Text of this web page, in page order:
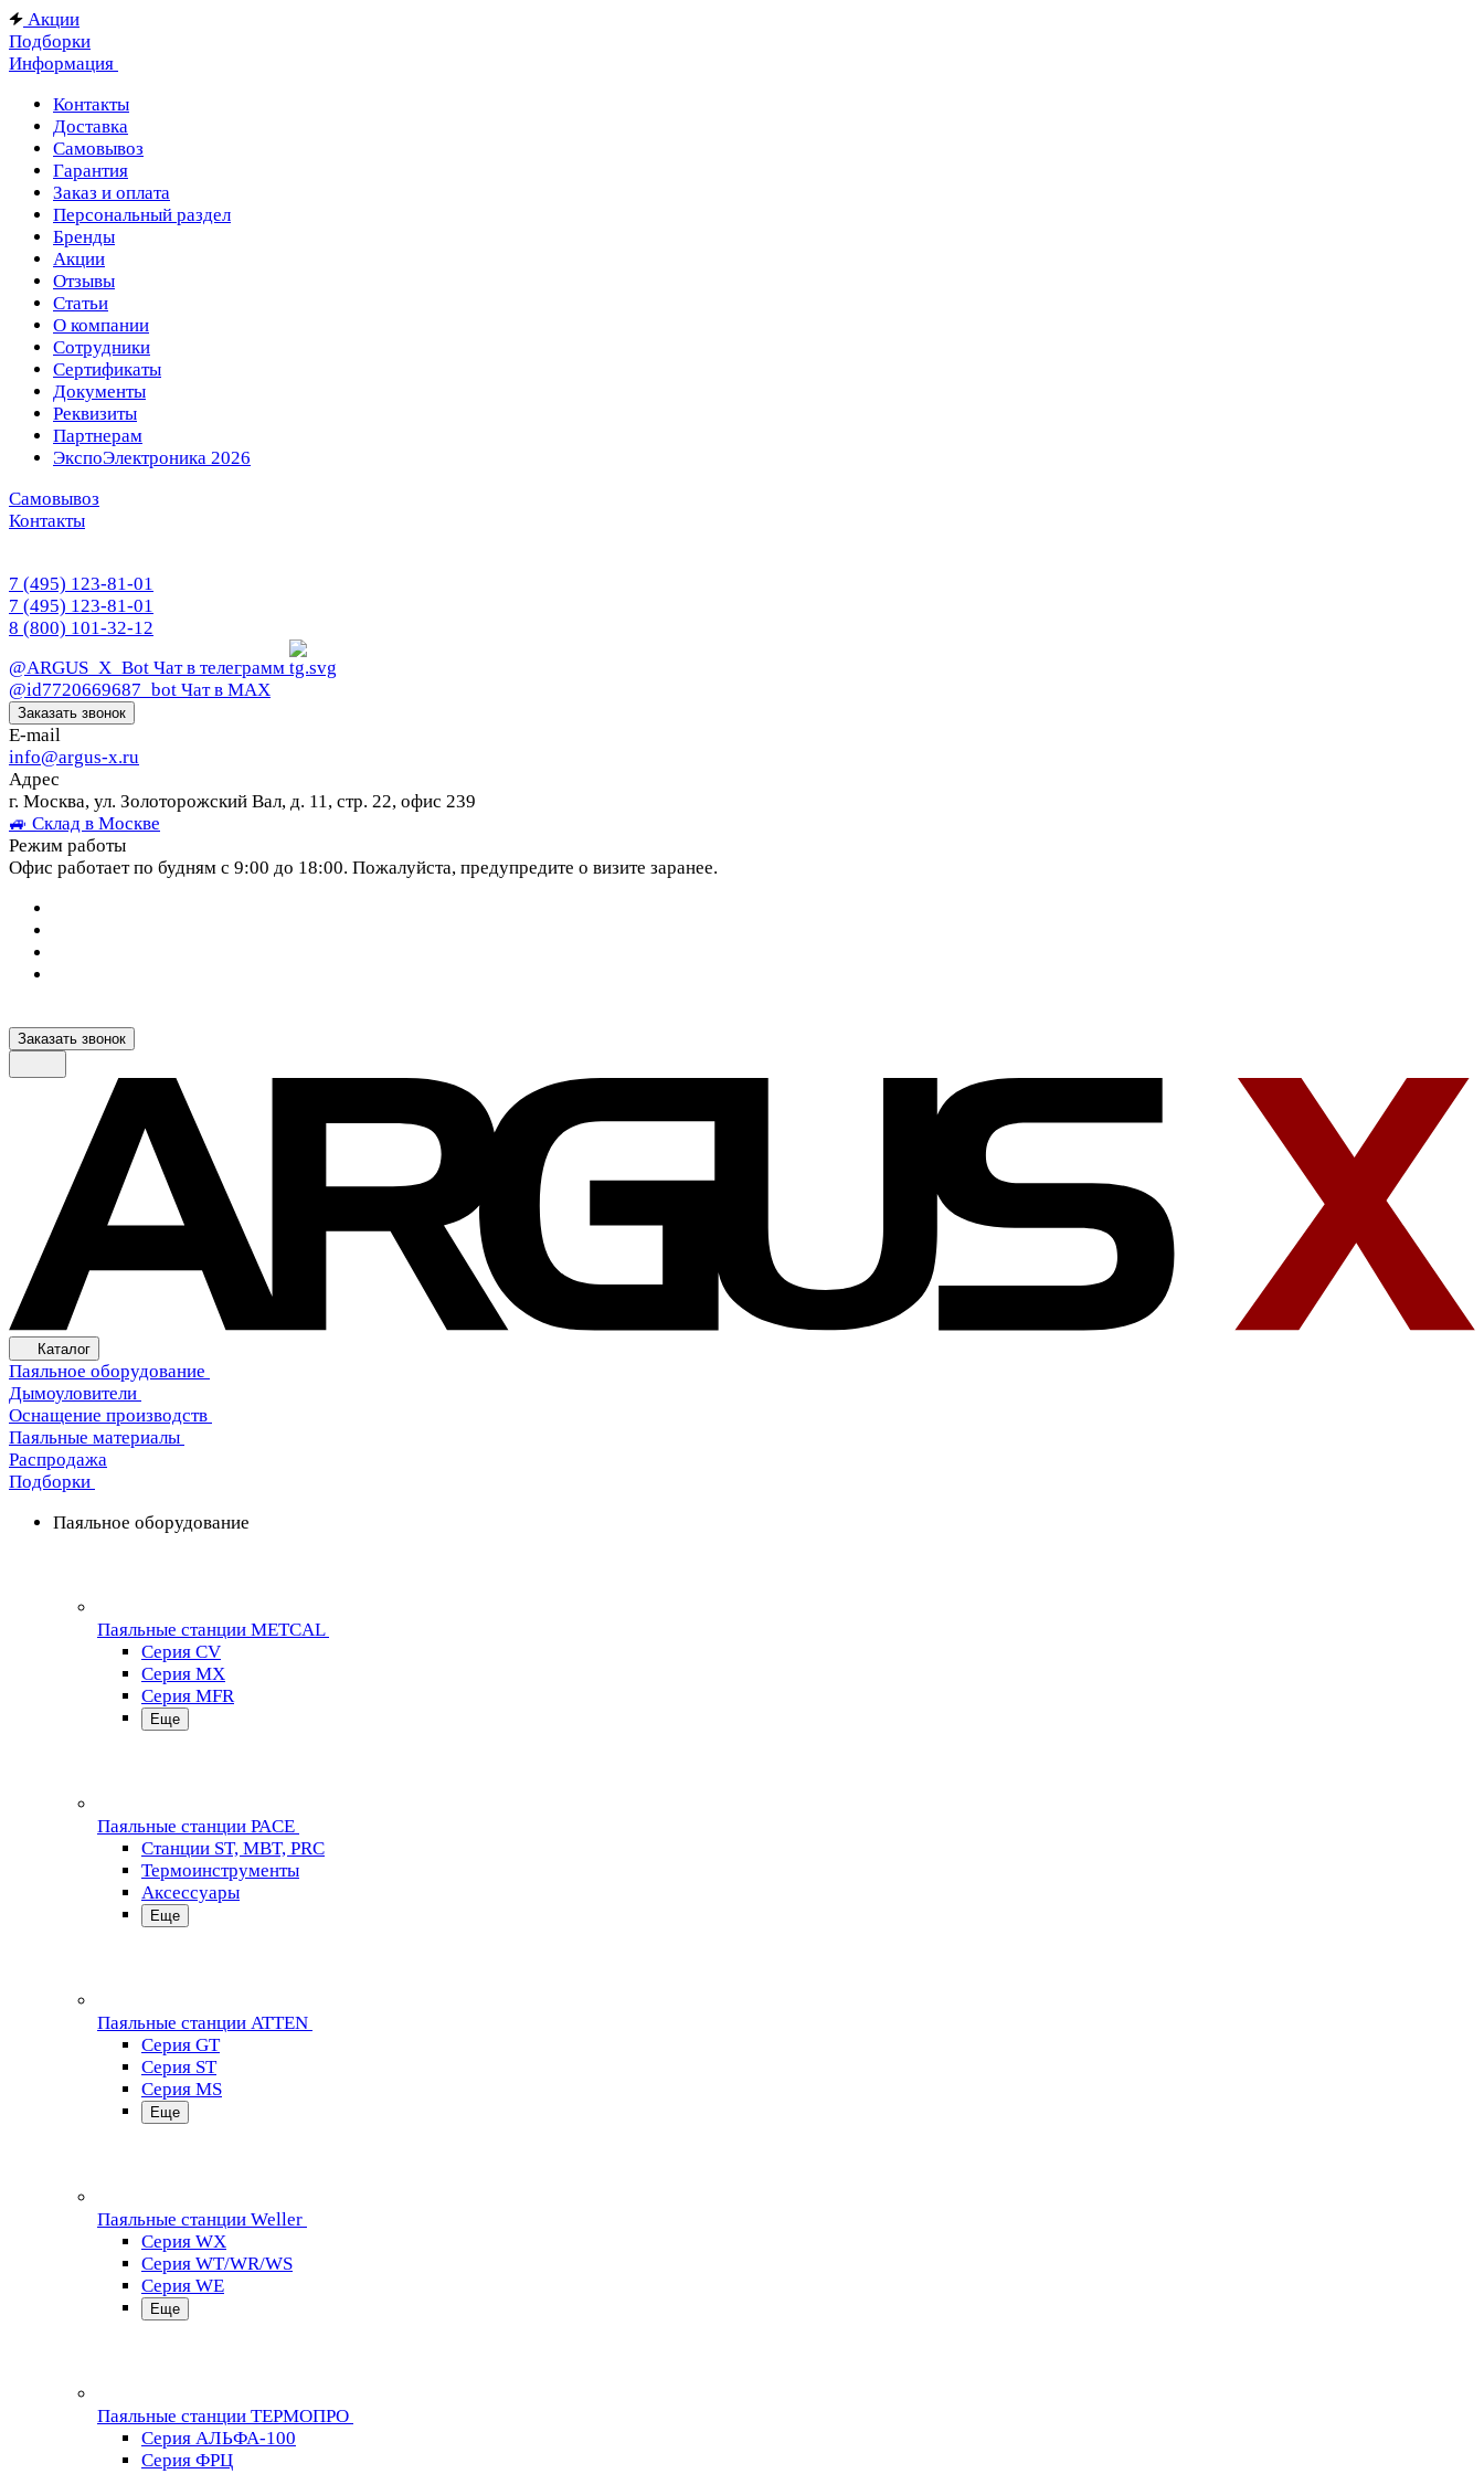
Акции
Подборки
Информация
Контакты
Доставка
Самовывоз
Гарантия
Заказ и оплата
Персональный раздел
Бренды
Акции
Отзывы
Статьи
О компании
Сотрудники
Сертификаты
Документы
Реквизиты
Партнерам
ЭкспоЭлектроника 2026
Самовывоз
Контакты
7 (495) 123-81-01
7 (495) 123-81-01
8 (800) 101-32-12
@ARGUS_X_Bot Чат в телеграмм
@id7720669687_bot Чат в МАХ
Заказать звонок
E-mail
info@argus-x.ru
Адрес
г. Москва, ул. Золоторожский Вал, д. 11, стр. 22, офис 239
🚙 Склад в Москве
Режим работы
Офис работает по будням с 9:00 до 18:00. Пожалуйста, предупредите о визите заранее.
Заказать звонок
Каталог
Паяльное оборудование
Дымоуловители
Оснащение производств
Паяльные материалы
Распродажа
Подборки
Паяльное оборудование
Паяльные станции METCAL
Серия CV
Серия MX
Серия MFR
Еще
Паяльные станции PACE
Станции ST, MBT, PRC
Термоинструменты
Аксессуары
Еще
Паяльные станции ATTEN
Серия GT
Серия ST
Серия MS
Еще
Паяльные станции Weller
Серия WX
Серия WT/WR/WS
Серия WE
Еще
Паяльные станции ТЕРМОПРО
Серия АЛЬФА-100
Серия ФРЦ